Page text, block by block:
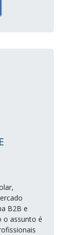
B2B e
o assunto é